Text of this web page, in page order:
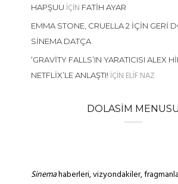
HAPŞUU IÇIN FATIH AYAR
EMMA STONE, CRUELLA 2 İÇIN GERI
SINEMA DATÇA
‘GRAVITY FALLS’IN YARATICISI ALEX
NETFLIX’LE ANLAŞTI!IÇIN ELIF NAZ
DOLASIM MENUSU
Sinemahaberleri, vizyondakiler,